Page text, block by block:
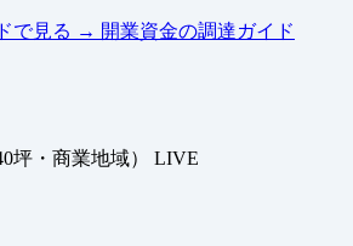
で見る → 開業資金の調達ガイド
坪・商業地域）
LIVE